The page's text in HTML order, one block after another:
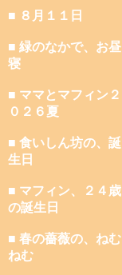
■ ８月１１日
■ 緑のなかで、お昼
寝
■ ママとマフィン２
０２６夏
■ 食いしん坊の、誕
生日
■ マフィン、２４歳
の誕生日
■ 春の薔薇の、ねむ
ねむ